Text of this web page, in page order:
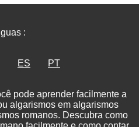
:
ES PT
pode aprender facilmente a
algarismos em algarismos
romanos. Descubra como